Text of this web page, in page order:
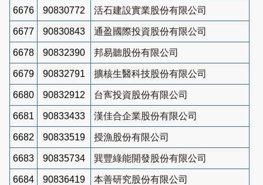
6676 90830772 活石建設實業股份有限公司
6677 90830843 通盈國際投資股份有限公司
6678 90832390 邦易聽股份有限公司
6679 90832791 擴核生醫科技股份有限公司
6680 90832912 台寯投資股份有限公司
6681 90833433 漢佳合企業股份有限公司
6682 90833519 授漁股份有限公司
6683 90835734 巽豐綠能開發股份有限公司
6684 90836419 本善研究股份有限公司